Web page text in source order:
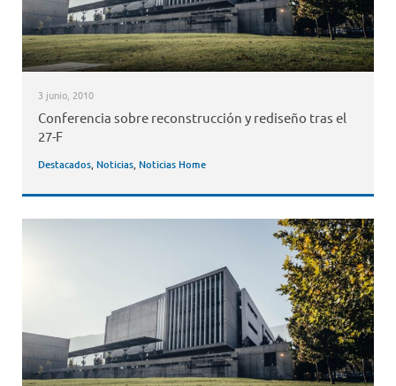
3 junio, 2010
Conferencia sobre reconstrucción y rediseño tras el
27-F
Destacados, Noticias, Noticias Home